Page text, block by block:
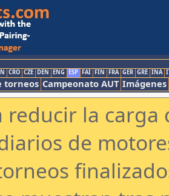
CRO CZE DEN ENG ESP FAI FIN FRA GER GRE INA
torneos Campeonato AUT Imágenes
reducir la
de